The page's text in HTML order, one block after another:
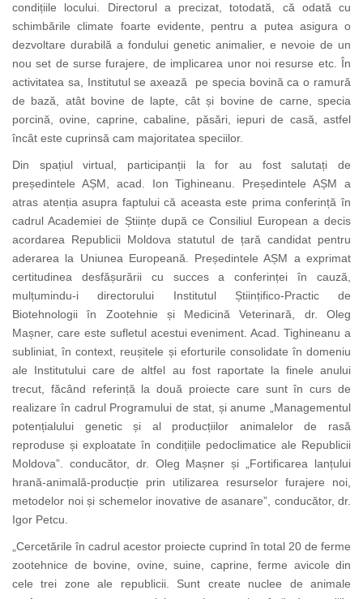
condițiile locului. Directorul a precizat, totodată, că odată cu
schimbările climate foarte evidente, pentru a putea asigura o
dezvoltare durabilă a fondului genetic animalier, e nevoie de un
nou set de surse furajere, de implicarea unor noi resurse etc. În
activitatea sa, Institutul se axează pe specia bovină ca o ramură
de bază, atât bovine de lapte, cât și bovine de carne, specia
porcină, ovine, caprine, cabaline, păsări, iepuri de casă, astfel
încât este cuprinsă cam majoritatea speciilor.
Din spațiul virtual, participanții la for au fost salutați de
președintele AȘM, acad. Ion Tighineanu. Președintele AȘM a
atras atenția asupra faptului că aceasta este prima conferință în
cadrul Academiei de Științe după ce Consiliul European a decis
acordarea Republicii Moldova statutul de țară candidat pentru
aderarea la Uniunea Europeană. Președintele AȘM a exprimat
certitudinea desfășurării cu succes a conferinței în cauză,
mulțumindu-i directorului Institutul Științifico-Practic de
Biotehnologii în Zootehnie și Medicină Veterinară, dr. Oleg
Mașner, care este sufletul acestui eveniment. Acad. Tighineanu a
subliniat, în context, reușitele și eforturile consolidate în domeniu
ale Institutului care de altfel au fost raportate la finele anului
trecut, făcând referință la două proiecte care sunt în curs de
realizare în cadrul Programului de stat, și anume „Managementul
potențialului genetic și al producțiilor animalelor de rasă
reproduse și exploatate în condițiile pedoclimatice ale Republicii
Moldova”. conducător, dr. Oleg Mașner și „Fortificarea lanțului
hrană-animală-producție prin utilizarea resurselor furajere noi,
metodelor noi și schemelor inovative de asanare”, conducător, dr.
Igor Petcu.
„Cercetările în cadrul acestor proiecte cuprind în total 20 de ferme
zootehnice de bovine, ovine, suine, caprine, ferme avicole din
cele trei zone ale republicii. Sunt create nuclee de animale